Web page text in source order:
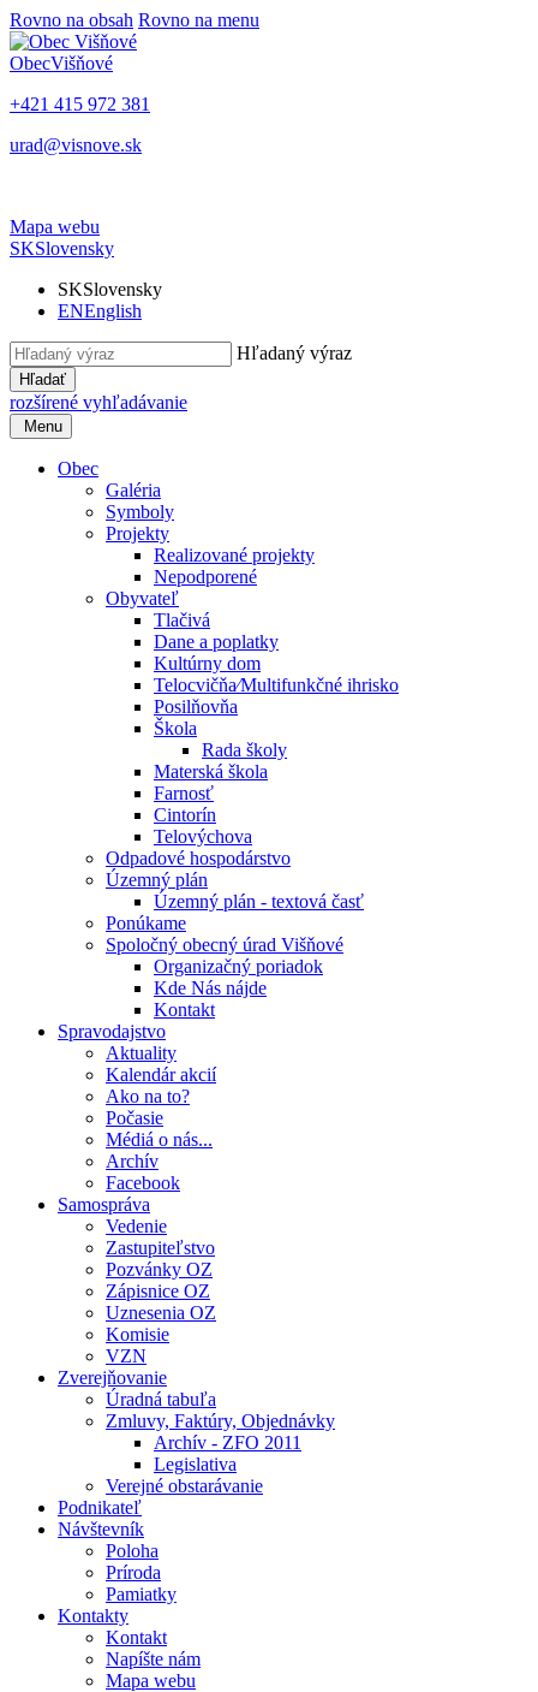
Rovno na obsah Rovno na menu
ObecVišňové
+421 415 972 381
urad@visnove.sk
Mapa webu
SKSlovensky
SKSlovensky
ENEnglish
Hľadaný výraz
Hľadať
rozšírené vyhľadávanie
Menu
Obec
Galéria
Symboly
Projekty
Realizované projekty
Nepodporené
Obyvateľ
Tlačivá
Dane a poplatky
Kultúrny dom
Telocvičňa⁄Multifunkčné ihrisko
Posilňovňa
Škola
Rada školy
Materská škola
Farnosť
Cintorín
Telovýchova
Odpadové hospodárstvo
Územný plán
Územný plán - textová časť
Ponúkame
Spoločný obecný úrad Višňové
Organizačný poriadok
Kde Nás nájde
Kontakt
Spravodajstvo
Aktuality
Kalendár akcií
Ako na to?
Počasie
Médiá o nás...
Archív
Facebook
Samospráva
Vedenie
Zastupiteľstvo
Pozvánky OZ
Zápisnice OZ
Uznesenia OZ
Komisie
VZN
Zverejňovanie
Úradná tabuľa
Zmluvy, Faktúry, Objednávky
Archív - ZFO 2011
Legislativa
Verejné obstarávanie
Podnikateľ
Návštevník
Poloha
Príroda
Pamiatky
Kontakty
Kontakt
Napíšte nám
Mapa webu